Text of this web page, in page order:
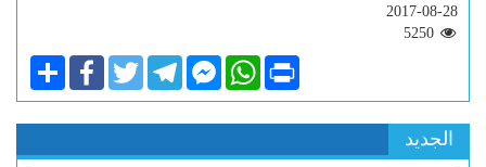
2017-08-28
ShareFacebookTwitterTelegramFacebook
Messenger
WhatsApp Print
الجديد